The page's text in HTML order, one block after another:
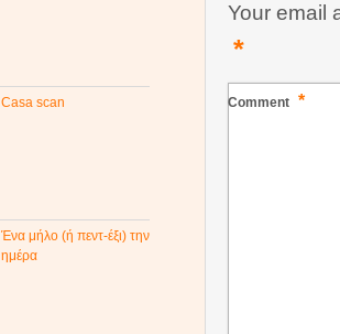
Your email
*
Comment *
Casa scan
Ένα μήλο (ή πεντ-έξι) την
ημέρα